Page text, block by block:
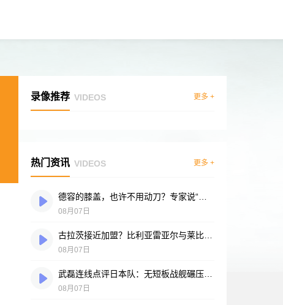
录像推荐 VIDEOS 更多 +
热门资讯 VIDEOS 更多 +
08月07日
08月07日
08月07日